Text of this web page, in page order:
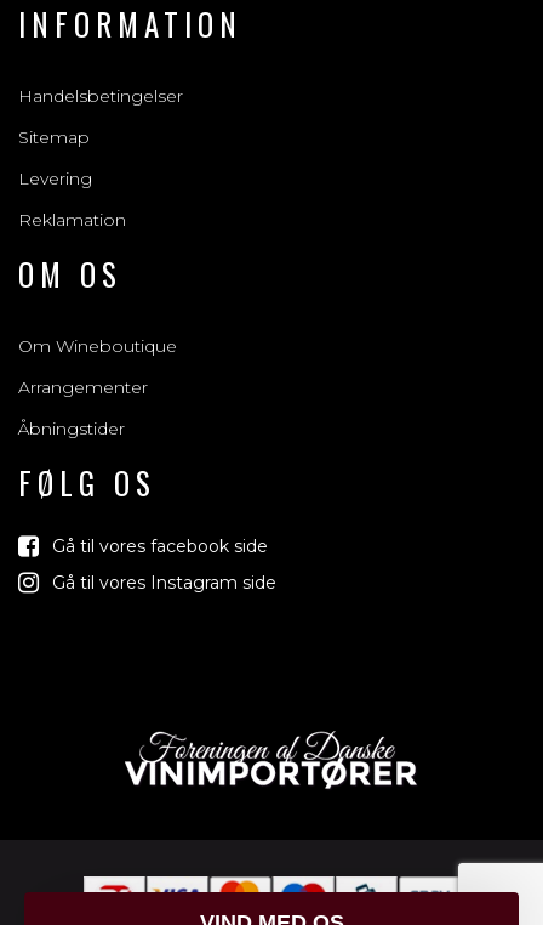
INFORMATION
Handelsbetingelser
Sitemap
Levering
Reklamation
OM OS
Om Wineboutique
Arrangementer
Åbningstider
FØLG OS
Gå til vores facebook side
Gå til vores Instagram side